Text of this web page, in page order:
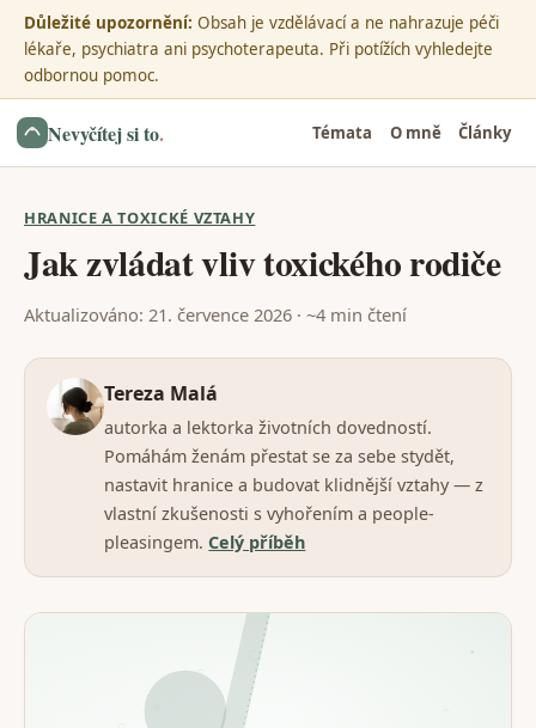
Důležité upozornění: Obsah je vzdělávací a ne nahrazuje péči
lékaře, psychiatra ani psychoterapeuta. Při potížích vyhledejte
odbornou pomoc.
Nevyčítej si to. Témata O mně Články
HRANICE A TOXICKÉ VZTAHY
Jak zvládat vliv toxického rodiče
Aktualizováno: 21. července 2026 · ~4 min čtení
Tereza Malá
autorka a lektorka životních dovedností.
Pomáhám ženám přestat se za sebe stydět,
nastavit hranice a budovat klidnější vztahy — z
vlastní zkušenosti s vyhořením a people-
pleasingem.Celý příběh